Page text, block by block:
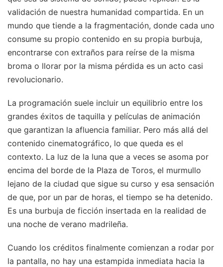
validación de nuestra humanidad compartida. En un
mundo que tiende a la fragmentación, donde cada uno
consume su propio contenido en su propia burbuja,
encontrarse con extraños para reírse de la misma
broma o llorar por la misma pérdida es un acto casi
revolucionario.
La programación suele incluir un equilibrio entre los
grandes éxitos de taquilla y películas de animación
que garantizan la afluencia familiar. Pero más allá del
contenido cinematográfico, lo que queda es el
contexto. La luz de la luna que a veces se asoma por
encima del borde de la Plaza de Toros, el murmullo
lejano de la ciudad que sigue su curso y esa sensación
de que, por un par de horas, el tiempo se ha detenido.
Es una burbuja de ficción insertada en la realidad de
una noche de verano madrileña.
Cuando los créditos finalmente comienzan a rodar por
la pantalla, no hay una estampida inmediata hacia la